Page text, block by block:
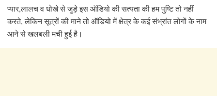
प्यार,लालच व धोखे से जुड़े इस ऑडियो की सत्यता की हम पुष्टि तो नहीं
करते, लेकिन सूत्रों की माने तो ऑडियो में क्षेत्र के कई संभ्रांत लोगों के नाम
आने से खलबली मची हुई है।